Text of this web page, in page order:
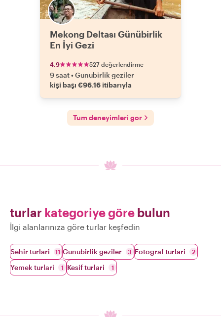
Mekong Deltası Günübirlik
En İyi Gezi
4.9 527 değerlendirme
9 saat•Gunubirlik geziler
kişi başı €96.16 itibarıyla
Tum deneyimleri gor
turlar kategoriye göre bulun
İlgi alanlarınıza göre turlar keşfedin
Sehir turlari 11 Gunubirlik geziler 3 Fotograf turlari 2
Yemek turlari 1 Kesif turlari 1